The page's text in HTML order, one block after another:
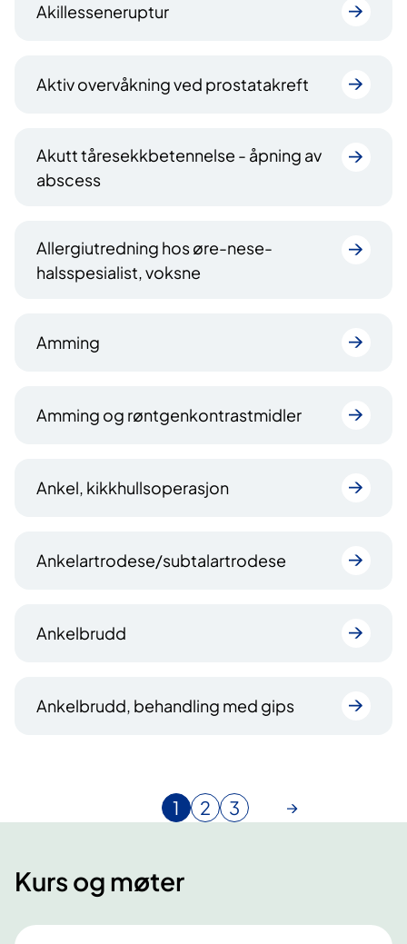
Akillesseneruptur
Aktiv overvåkning ved prostatakreft
Akutt tåresekkbetennelse - åpning av
abscess
Allergiutredning hos øre-nese-
halsspesialist, voksne
Amming
Amming og røntgenkontrastmidler
Ankel, kikkhullsoperasjon
Ankelartrodese/subtalartrodese
Ankelbrudd
Ankelbrudd, behandling med gips
N
æ
e
1
G
s
2
G
s
3
Kurs og møter